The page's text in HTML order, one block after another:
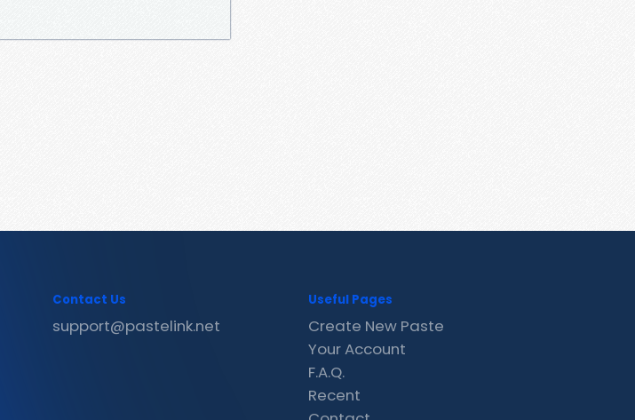
Contact Us
support@pastelink.net
Useful Pages
Create New Paste
Your Account
F.A.Q.
Recent